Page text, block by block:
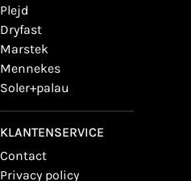
plejd
dryfast
marstek
mennekes
soler+palau
KLANTENSERVICE
contact
privacy policy